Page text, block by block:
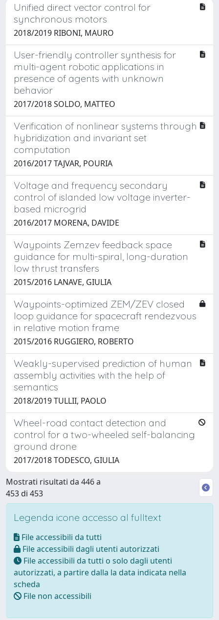
Unified direct vector control for
synchronous motors
2018/2019 RIBONI, MAURO
User-friendly controller synthesis for
multi-agent robotic applications in
presence of agents with unknown
behavior
2017/2018 SOLDO, MATTEO
Verification of nonlinear systems through
hybridization and invariant set
computation
2016/2017 TAJVAR, POURIA
Voltage and frequency secondary
control of islanded low voltage inverter-
based microgrid
2016/2017 MORENA, DAVIDE
Waypoints Zemzev feedback space
guidance for multi-spiral, long-duration
low thrust transfers
2015/2016 LANAVE, GIULIA
Waypoints-optimized ZEM/ZEV closed
loop guidance for spacecraft rendezvous
in relative motion frame
2015/2016 RUGGIERO, ROBERTO
Weakly-supervised prediction of human
assembly activities with the help of
semantics
2018/2019 TULLII, PAOLO
Wheel-road contact detection and
control for a two-wheeled self-balancing
ground drone
2017/2018 TODESCO, GIULIA
Mostrati risultati da 446 a
453 di 453
Legenda icone accesso al fulltext
File accessibili da tutti
File accessibili dagli utenti autorizzati
File accessibili da tutti o solo dagli utenti
autorizzati, a partire dalla la data indicata nella
scheda
File non accessibili